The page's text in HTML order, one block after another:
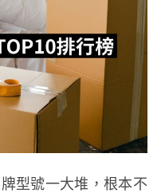
型號一大堆，根本不